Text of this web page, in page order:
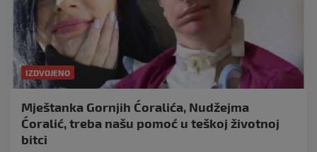
IZDVOJENO
Mještanka Gornjih Ćoralića, Nudžejma
Ćoralić, treba našu pomoć u teškoj životnoj
bitci